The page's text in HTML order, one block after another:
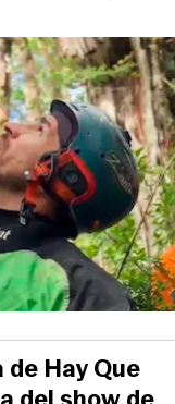
Hay Que